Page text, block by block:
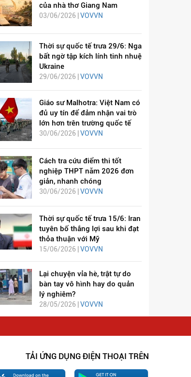
của nhà thơ Giang Nam
03/06/2026 |VOVVN
Thời sự quốc tế trưa 29/6: Nga
bất ngờ tập kích lính tinh nhuệ
Ukraine
29/06/2026 | VOVVN
Giáo sư Malhotra: Việt Nam có
đủ uy tín để đảm nhận vai trò
lớn hơn trên trường quốc tế
30/06/2026 | VOVVN
Cách tra cứu điểm thi tốt
nghiệp THPT năm 2026 đơn
giản, nhanh chóng
30/06/2026 |VOVVN
Thời sự quốc tế trưa 15/6: Iran
tuyên bố thắng lợi sau khi đạt
thỏa thuận với Mỹ
15/06/2026 | VOVVN
Lại chuyện vỉa hè, trật tự do
bàn tay vô hình hay do quản
lý nghiêm?
28/05/2026 | VOVVN
TẢI ỨNG DỤNG ĐIỆN THOẠI TRÊN